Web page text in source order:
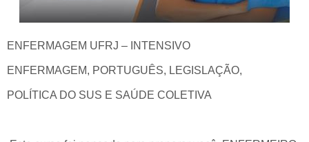
ENFERMAGEM UFRJ – INTENSIVO
ENFERMAGEM, PORTUGUÊS, LEGISLAÇÃO,
POLÍTICA DO SUS E SAÚDE COLETIVA